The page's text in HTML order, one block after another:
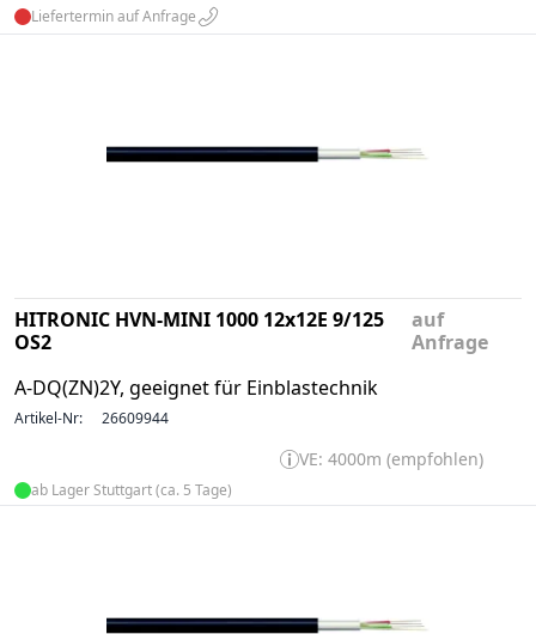
Liefertermin auf Anfrage
HITRONIC HVN-MINI 1000 12x12E 9/125
OS2
A-DQ(ZN)2Y, geeignet für Einblastechnik
auf
Anfrage
Artikel-Nr: 26609944
VE: 4000m (empfohlen)
ab Lager Stuttgart (ca. 5 Tage)